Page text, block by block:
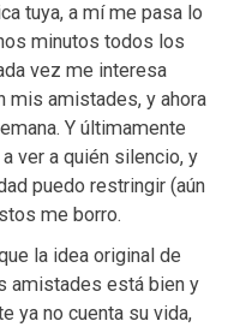
tuya, a mí me pasa lo
minutos todos los
vez me interesa
mis amistades, y ahora
Y últimamente
ver a quién silencio, y
puedo restringir (aún
me borro.
la idea original de
amistades está bien y
ya no cuenta su vida,